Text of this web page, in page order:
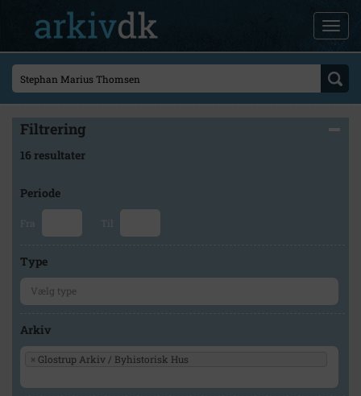
Filtrering
16 resultater
Periode
Fra Til
Type
Arkiv
× Glostrup Arkiv / Byhistorisk Hus